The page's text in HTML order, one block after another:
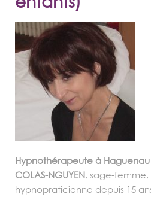
Hypnothérapeute à Haguenau
COLAS-NGUYEN , sage-
hypnopraticienne depuis 15